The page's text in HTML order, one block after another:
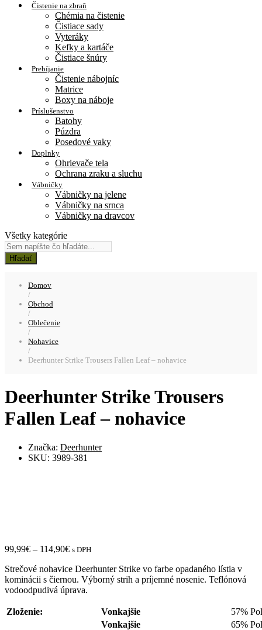
Čistenie na zbraň
Chémia na čistenie
Čistiace sady
Vyteráky
Kefky a kartáče
Čistiace šnúry
Prebíjanie
Čistenie nábojníc
Matrice
Boxy na náboje
Príslušenstvo
Batohy
Púzdra
Posedové vaky
Doplnky
Ohrievače tela
Ochrana zraku a sluchu
Vábničky
Vábničky na jelene
Vábničky na srnca
Vábničky na dravcov
Všetky kategórie
Hľadať
Domov
/
Obchod
/
Oblečenie
/
Nohavice
/
Deerhunter Strike Trousers Fallen Leaf – nohavice
Deerhunter Strike Trousers
Fallen Leaf – nohavice
Značka: Deerhunter
SKU: 3989-381
99,99€ – 114,90€ s DPH
Strečové nohavice Deerhunter Strike vo farbe opadaného lístia v
kominácii s čiernou. Výborný strih a príjemné nosenie. Teflónová
vodoodpudivá úprava.
Zloženie: Vonkajšie
57%
Vonkajšie
65%